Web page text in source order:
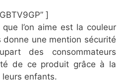
]
l’on aime est la couleur
une mention sécurité
des consommateurs
de ce produit grâce à la
enfants.